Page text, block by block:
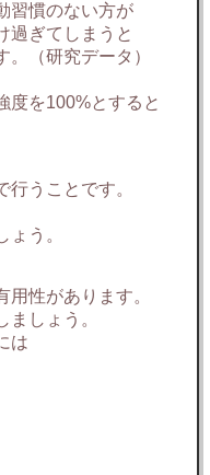
習慣のない方が
過ぎてしまうと
（研究データ）
度を100%とすると
行うことです。
う。
性があります。
ましょう。
は